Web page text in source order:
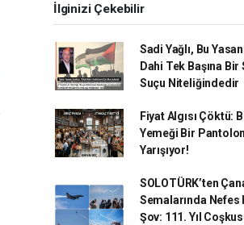
İlginizi Çekebilir
Sadi Yağlı, Bu
Dahi Tek Başına Bir
Suçu Niteliğindedir
Fiyat Algısı Çöktü:
Yemeği Bir
Yarışıyor!
SOLOTÜRK’ten
Semalarında Nefes
Şov: 111. Yıl